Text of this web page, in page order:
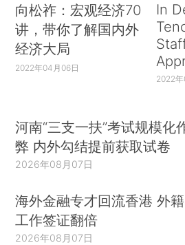
向松祚：宏观经济70
讲，带你了解国内外
经济大局
2022年04月06日
In
2022
河南“三支一扶”考试规模化
弊 内外勾结提前获取试卷
2026年08月07日
海外金融专才回流香港 外籍
工作签证翻倍
2026年08月07日